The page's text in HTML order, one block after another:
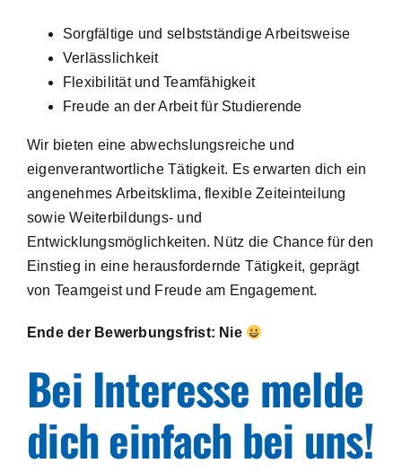
Sorgfältige und selbstständige Arbeitsweise
Verlässlichkeit
Flexibilität und Teamfähigkeit
Freude an der Arbeit für Studierende
Wir bieten eine abwechslungsreiche und
eigenverantwortliche Tätigkeit. Es erwarten dich ein
angenehmes Arbeitsklima, flexible Zeiteinteilung
sowie Weiterbildungs- und
Entwicklungsmöglichkeiten. Nütz die Chance für den
Einstieg in eine herausfordernde Tätigkeit, geprägt
von Teamgeist und Freude am Engagement.
Ende der Bewerbungsfrist: Nie
Bei Interesse melde
dich einfach bei uns!